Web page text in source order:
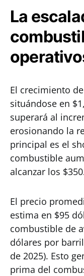
La
El crecimiento
situándose en
superará al
erosionando la
principal es el
combustible
alcanzar los
El precio
estima en $95
combustible de
dólares por
de 2025). Esto
prima del